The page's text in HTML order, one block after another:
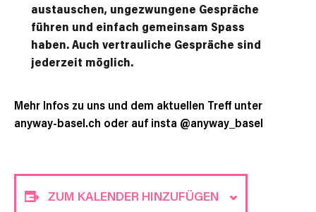
austauschen, ungezwungene Gespräche
führen und einfach gemeinsam Spass
haben. Auch vertrauliche Gespräche sind
jederzeit möglich.
Mehr Infos zu uns und dem aktuellen Treff unter
anyway-basel.ch oder auf insta @anyway_basel
ZUM KALENDER HINZUFÜGEN